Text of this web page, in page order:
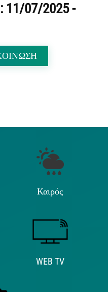
07/2025 -
Καιρός
WEB TV